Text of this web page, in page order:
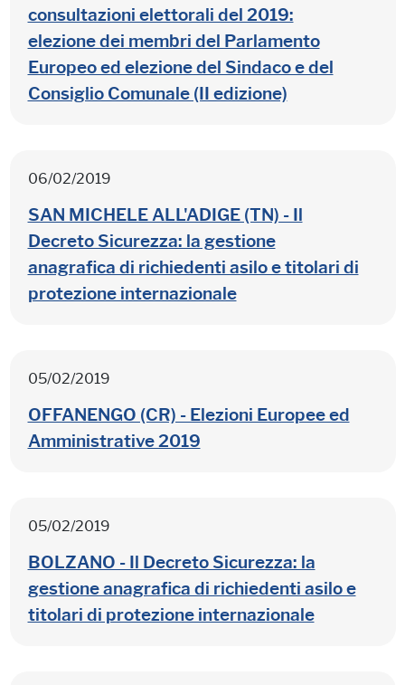
consultazioni elettorali del 2019:
elezione dei membri del Parlamento
Europeo ed elezione del Sindaco e del
Consiglio Comunale (II edizione)
06/02/2019
SAN MICHELE ALL'ADIGE (TN) - Il
Decreto Sicurezza: la gestione
anagrafica di richiedenti asilo e titolari di
protezione internazionale
05/02/2019
OFFANENGO (CR) - Elezioni Europee ed
Amministrative 2019
05/02/2019
BOLZANO - Il Decreto Sicurezza: la
gestione anagrafica di richiedenti asilo e
titolari di protezione internazionale